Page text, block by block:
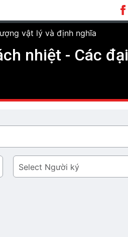
vật lý và định nghĩa
nhiệt - Các đại
Người
ký